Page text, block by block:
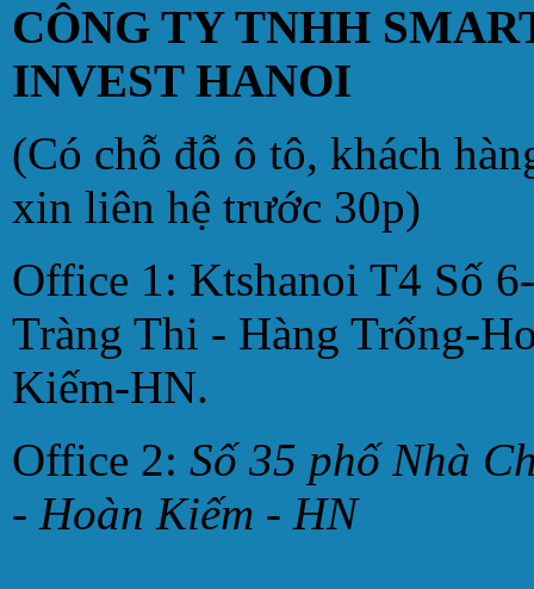
CÔNG TY TNHH
INVEST HANOI
(Có chỗ đỗ ô tô, khách
xin liên hệ trước 30p)
Office 1: Ktshanoi T4 Số
Tràng Thi - Hàng Trống-
Kiếm-HN.
Office 2: Số 35 phố Nhà
- Hoàn Kiếm - HN